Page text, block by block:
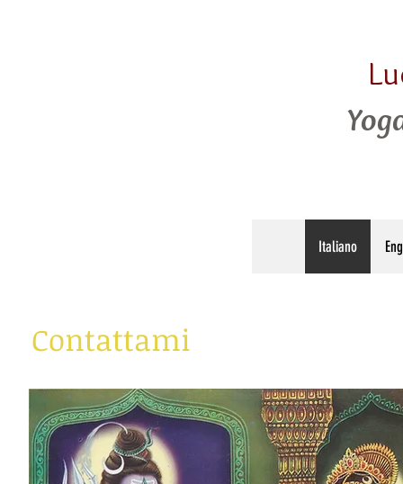
Italiano
Contattami